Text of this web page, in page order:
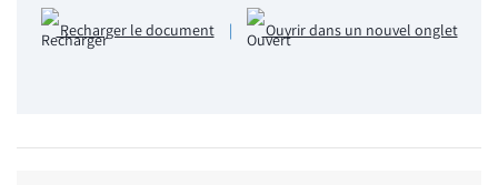
Recharger le document | Ouvrir dans un nouvel onglet